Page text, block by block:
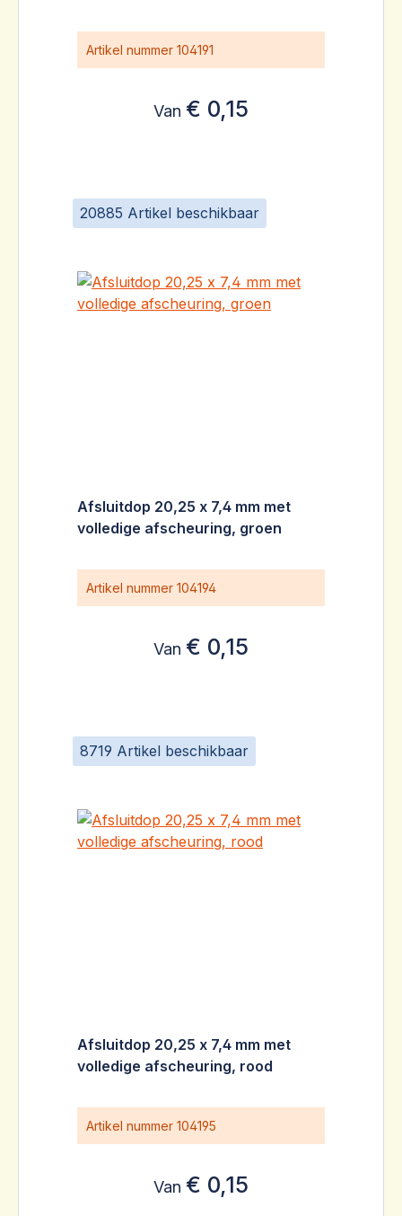
20885 Artikel beschikbaar
Artikel nummer 104191
Van € 0,15
8719 Artikel beschikbaar
Afsluitdop 20,25 x 7,4 mm met
volledige afscheuring, groen
Artikel nummer 104194
Van € 0,15
Afsluitdop 20,25 x 7,4 mm met
volledige afscheuring, rood
Artikel nummer 104195
Van € 0,15